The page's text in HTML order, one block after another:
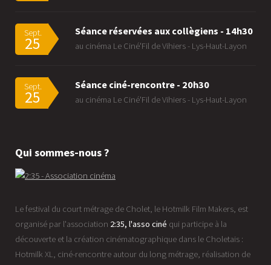
Sept.
25
Séance réservées aux collègiens - 14h30
au cinéma Le Ciné'Fil de Vihiers - Lys-Haut-Layon
Sept.
25
Séance ciné-rencontre - 20h30
au cinéma Le Ciné'Fil de Vihiers - Lys-Haut-Layon
Qui sommes-nous ?
Le festival du court métrage de Cholet, le Hotmilk Film Makers, est
organisé par l'association 2:35, l'asso ciné qui participe à la
découverte et la création cinématographique dans le Choletais :
Hotmilk XL, ciné-rencontre autour du long métrage, réalisation de